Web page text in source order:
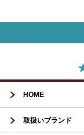
HOME
取扱いブランド